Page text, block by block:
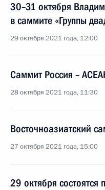
30–31 октября
в саммите «Группы
29 октября 2021 года, 12:00
Саммит Россия –
28 октября 2021 года, 11:30
Восточноазиатский
27 октября 2021 года, 15:00
29 октября